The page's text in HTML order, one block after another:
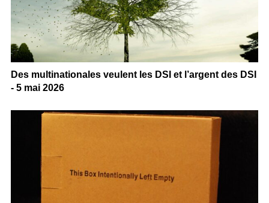
Des multinationales veulent les DSI et l’argent des DSI
- 5 mai 2026